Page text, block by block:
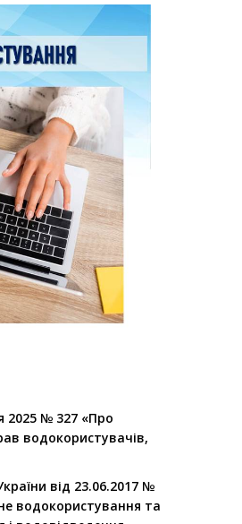
2025 № 327 «Про
водокористувачів,
від 23.06.2017 №
водокористування та